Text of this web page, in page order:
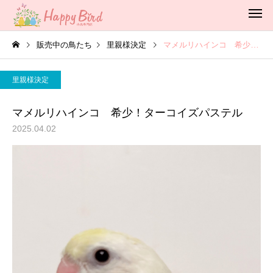
販売中の鳥たち 里親様決定 マメルリハインコ 希少！ターコイズパステル
里親様決定
マメルリハインコ 希少！ターコイズパステル
2025.04.02